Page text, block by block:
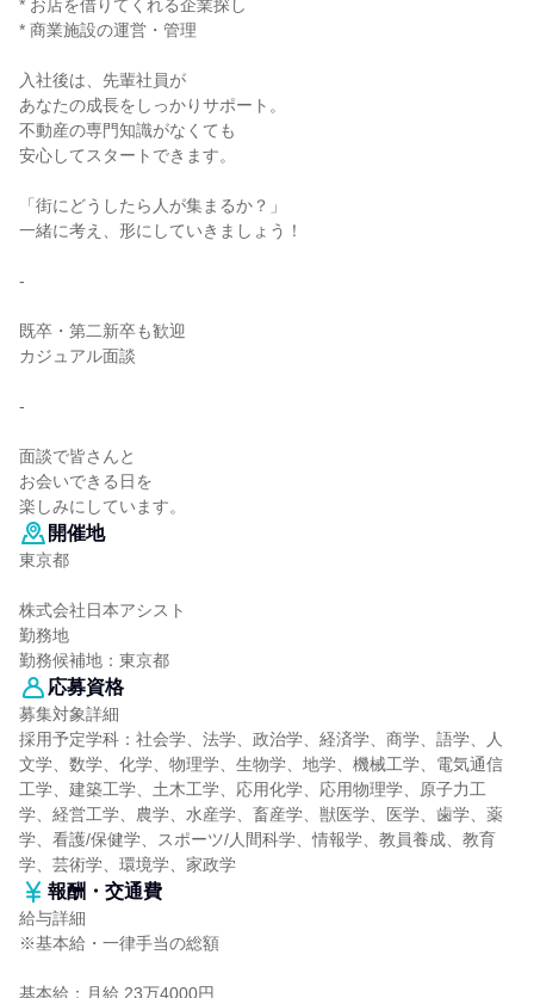
* お店を借りてくれる企業探し
* 商業施設の運営・管理
入社後は、先輩社員が
あなたの成長をしっかりサポート。
不動産の専門知識がなくても
安心してスタートできます。
「街にどうしたら人が集まるか？」
一緒に考え、形にしていきましょう！
-
既卒・第二新卒も歓迎
カジュアル面談
-
面談で皆さんと
お会いできる日を
楽しみにしています。
開催地
東京都
株式会社日本アシスト
勤務地
勤務候補地：東京都
応募資格
募集対象詳細
採用予定学科：社会学、法学、政治学、経済学、商学、語学、人
文学、数学、化学、物理学、生物学、地学、機械工学、電気通信
工学、建築工学、土木工学、応用化学、応用物理学、原子力工
学、経営工学、農学、水産学、畜産学、獣医学、医学、歯学、薬
学、看護/保健学、スポーツ/人間科学、情報学、教員養成、教育
学、芸術学、環境学、家政学
報酬・交通費
給与詳細
※基本給・一律手当の総額
基本給：月給 23万4000円